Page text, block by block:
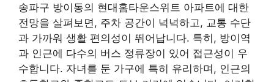
송파구 방이동의 현대홈타운스위트 아파트에 대한
전망을 살펴보면, 주차 공간이 넉넉하고, 교통 수단
과 가까워 생활 편의성이 뛰어납니다. 특히, 방이역
과 인근에 다수의 버스 정류장이 있어 접근성이 우
수합니다. 자녀를 둔 가구에 특히 유리하며, 인근의